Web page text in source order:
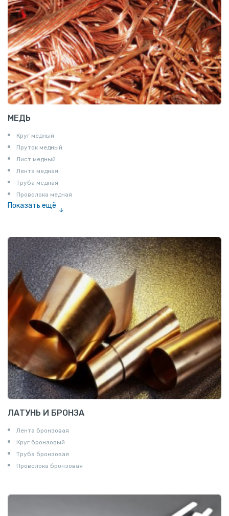
МЕДЬ
Круг медный
Пруток медный
Лист медный
Лента медная
Труба медная
Проволока медная
Показать ещё
ЛАТУНЬ И БРОНЗА
Лента бронзовая
Круг бронзовый
Труба бронзовая
Проволока бронзовая